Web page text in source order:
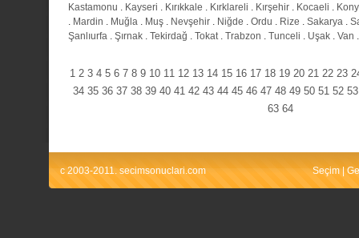
Kastamonu . Kayseri . Kırıkkale . Kırklareli . Kırşehir . Kocaeli .
. Mardin . Muğla . Muş . Nevşehir . Niğde . Ordu . Rize . Sakarya .
Şanlıurfa . Şırnak . Tekirdağ . Tokat. Trabzon . Tunceli . Uşak . Van
1 2 3 4 5 6 7 8 9 10 11 12 13 14 15 16 17 18 19 20 21 22 23
34 35 36 37 38 39 40 41 42 43 44 45 46 47 48 49 50 51 52 53
63 64
c 2003-2011. secimsonuclari.com Seçim